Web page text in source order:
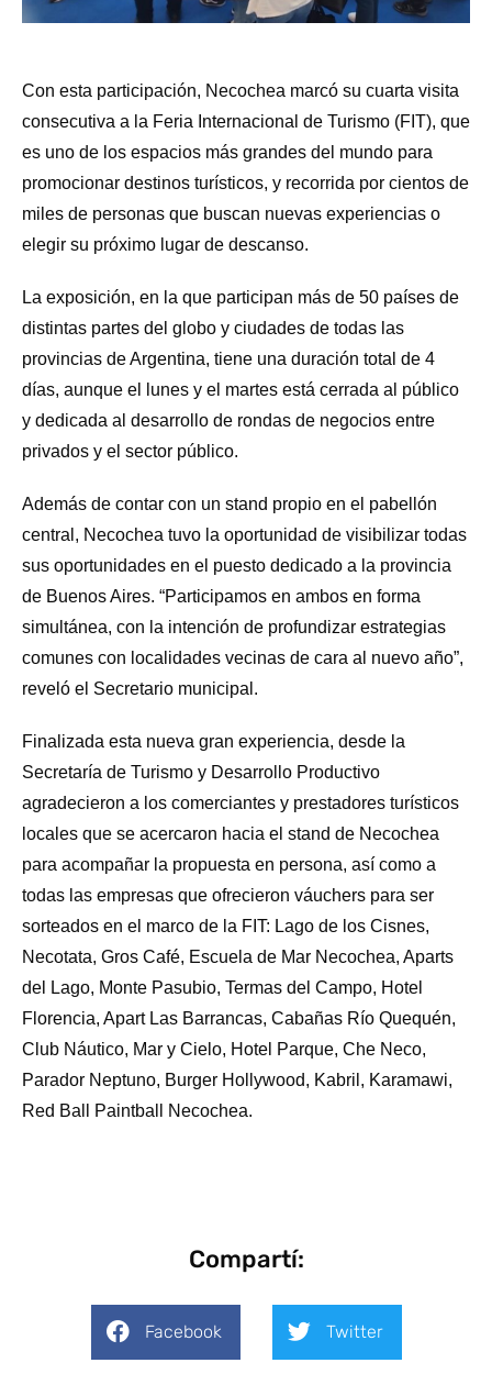
Con esta participación, Necochea marcó su cuarta visita
consecutiva a la Feria Internacional de Turismo (FIT), que
es uno de los espacios más grandes del mundo para
promocionar destinos turísticos, y recorrida por cientos de
miles de personas que buscan nuevas experiencias o
elegir su próximo lugar de descanso.
La exposición, en la que participan más de 50 países de
distintas partes del globo y ciudades de todas las
provincias de Argentina, tiene una duración total de 4
días, aunque el lunes y el martes está cerrada al público
y dedicada al desarrollo de rondas de negocios entre
privados y el sector público.
Además de contar con un stand propio en el pabellón
central, Necochea tuvo la oportunidad de visibilizar todas
sus oportunidades en el puesto dedicado a la provincia
de Buenos Aires. “Participamos en ambos en forma
simultánea, con la intención de profundizar estrategias
comunes con localidades vecinas de cara al nuevo año”,
reveló el Secretario municipal.
Finalizada esta nueva gran experiencia, desde la
Secretaría de Turismo y Desarrollo Productivo
agradecieron a los comerciantes y prestadores turísticos
locales que se acercaron hacia el stand de Necochea
para acompañar la propuesta en persona, así como a
todas las empresas que ofrecieron váuchers para ser
sorteados en el marco de la FIT: Lago de los Cisnes,
Necotata, Gros Café, Escuela de Mar Necochea, Aparts
del Lago, Monte Pasubio, Termas del Campo, Hotel
Florencia, Apart Las Barrancas, Cabañas Río Quequén,
Club Náutico, Mar y Cielo, Hotel Parque, Che Neco,
Parador Neptuno, Burger Hollywood, Kabril, Karamawi,
Red Ball Paintball Necochea.
Compartí:
Facebook Twitter